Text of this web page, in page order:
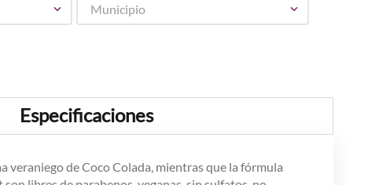
Municipio
Especificaciones
veraniego de Coco Colada, mientras que la fórmula